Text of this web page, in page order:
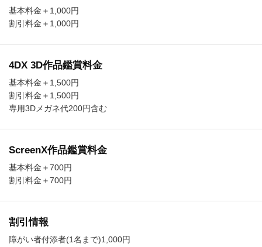
基本料金＋1,000円
割引料金＋1,000円
4DX 3D作品鑑賞料金
基本料金＋1,500円
割引料金＋1,500円
専用3Dメガネ代200円含む
ScreenX作品鑑賞料金
基本料金＋700円
割引料金＋700円
割引情報
障がい者付添者(1名まで)1,000円